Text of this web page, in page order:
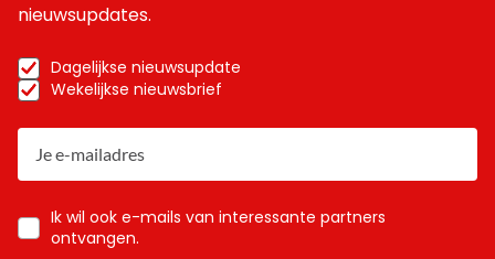
nieuwsupdates.
Dagelijkse nieuwsupdate
Wekelijkse nieuwsbrief
Ik wil ook e-mails van interessante partners
ontvangen.